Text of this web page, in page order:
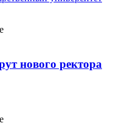
нового ректора